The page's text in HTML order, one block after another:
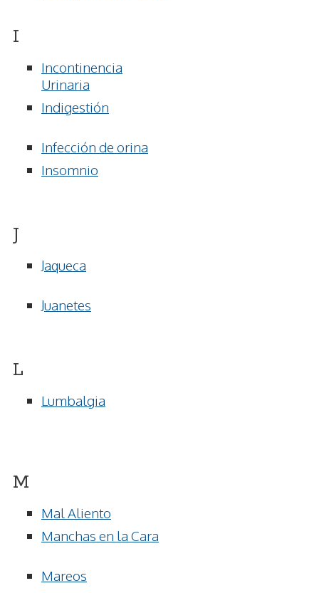
I
Incontinencia
Urinaria
Indigestión
Infección de orina
Insomnio
J
Jaqueca
Juanetes
L
Lumbalgia
M
Mal Aliento
Manchas en la Cara
Mareos